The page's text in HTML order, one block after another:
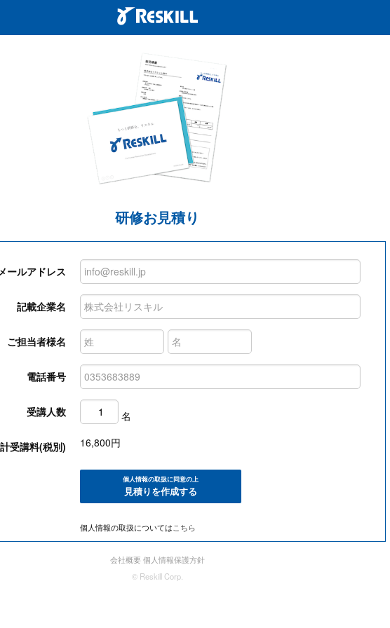
研修お見積り
ールアドレス
記載企業名
ご担当者様名
電話番号
受講人数 名
受講料(税別) 16,800円
個人情報の取扱に同意の上
見積りを作成する
個人情報の取扱についてはこちら
会社概要 個人情報保護方針
© Reskill Corp.